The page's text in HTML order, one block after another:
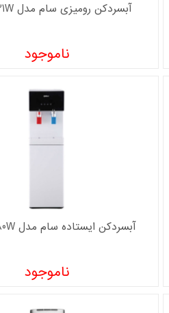
آبسردکن رومیزی سام مدل WD-T731W
ناموجود
آبسردکن ایستاده سام مدل WD-SF780W
ناموجود